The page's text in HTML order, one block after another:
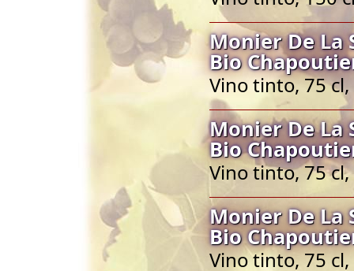
Monier De La
Bio
Vino tinto, 75
Monier De La
Bio
Vino tinto, 75
Monier De La
Bio
Vino tinto, 75